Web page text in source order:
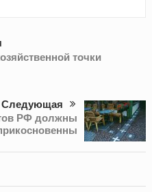
точки
Следующая
РФ должны